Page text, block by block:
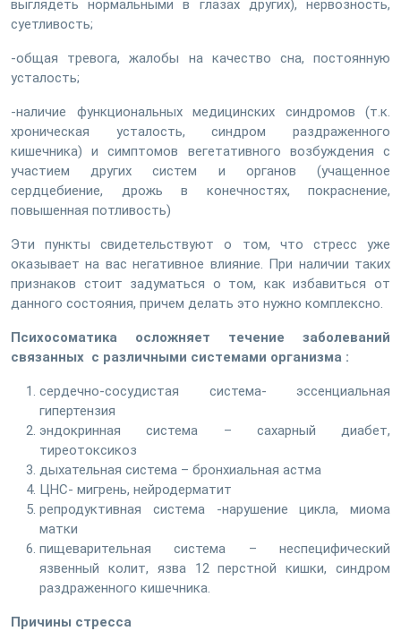
выглядеть нормальными в глазах других), нервозность,
суетливость;
-общая тревога, жалобы на качество сна, постоянную
усталость;
-наличие функциональных медицинских синдромов (т.к.
хроническая усталость, синдром раздраженного
кишечника) и симптомов вегетативного возбуждения с
участием других систем и органов (учащенное
сердцебиение, дрожь в конечностях, покраснение,
повышенная потливость)
Эти пункты свидетельствуют о том, что стресс уже
оказывает на вас негативное влияние. При наличии таких
признаков стоит задуматься о том, как избавиться от
данного состояния, причем делать это нужно комплексно.
Психосоматика осложняет течение заболеваний
связанных с различными системами организма :
сердечно-сосудистая система- эссенциальная
гипертензия
эндокринная система – сахарный диабет,
тиреотоксикоз
дыхательная система – бронхиальная астма
ЦНС- мигрень, нейродерматит
репродуктивная система -нарушение цикла, миома
матки
пищеварительная система – неспецифический
язвенный колит, язва 12 перстной кишки, синдром
раздраженного кишечника.
Причины стресса